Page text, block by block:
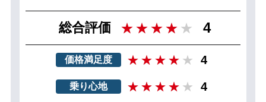
総合評価 4
価格満足度 4
乗り心地 4